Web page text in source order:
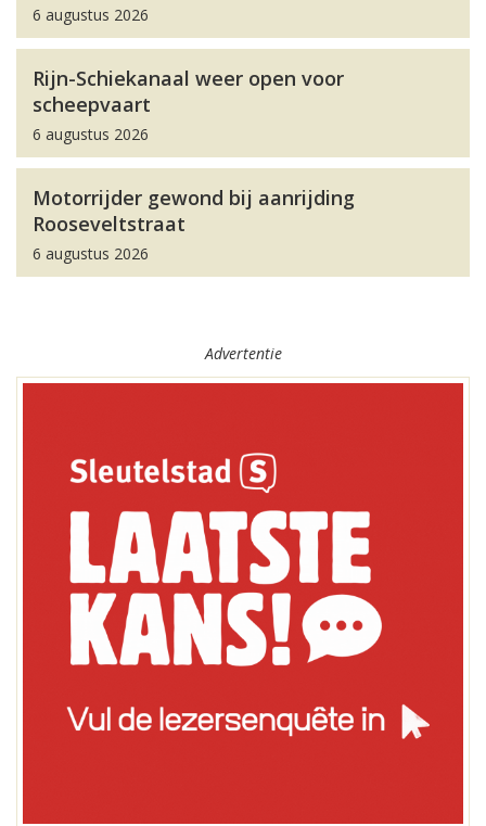
6 augustus 2026
Rijn-Schiekanaal weer open voor
scheepvaart
6 augustus 2026
Motorrijder gewond bij aanrijding
Rooseveltstraat
6 augustus 2026
Advertentie